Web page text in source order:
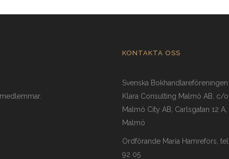
KONTAKTA OSS
Svenska Bokhandlareföreningen
Klara Consulting Malmö AB, c/
Malmö City AB, Carlsgatan 12
Malmö
Ordförande Maria Hamrefors,
92 05